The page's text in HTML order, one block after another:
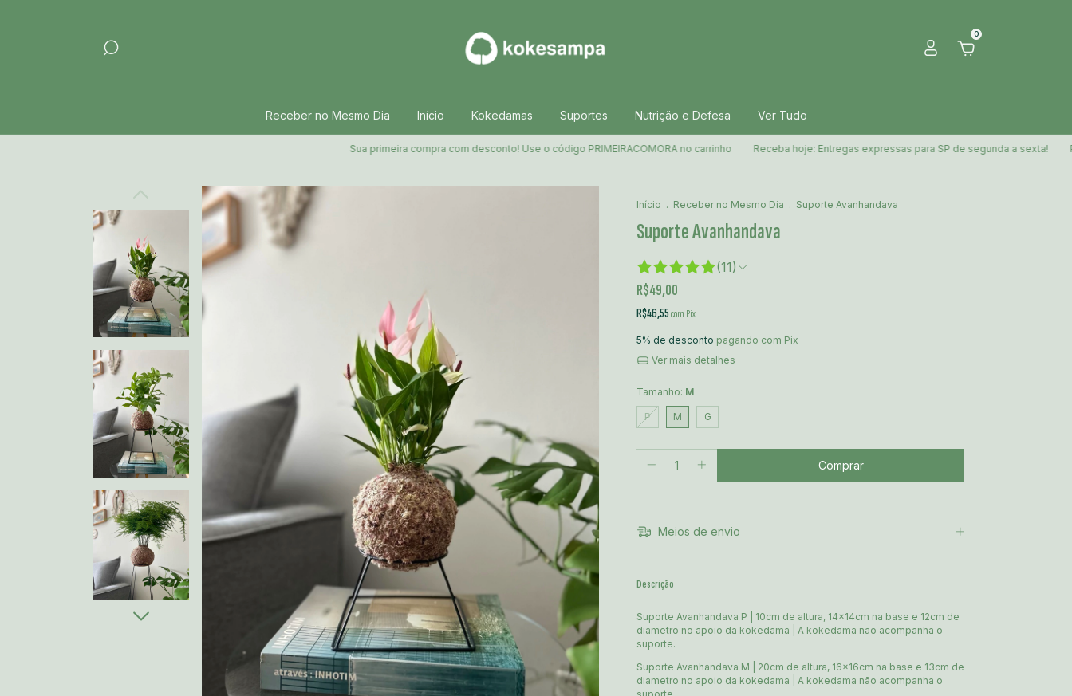
0
Receber no Mesmo Dia Início Kokedamas Suportes Nutrição e Defesa Ver Tudo
Sua primeira compra com desconto! Use o código PRIMEIRACOMORA no carrinho Receba hoje: Entregas expressas para SP de segunda a sexta!
Início . Receber no Mesmo Dia . Suporte Avanhandava
Suporte Avanhandava
(11)
R$49,00
R$46,55com Pix
5% de desconto pagando com Pix
Ver mais detalhes
Tamanho: M
P M G
Meios de envio
Descrição
Suporte Avanhandava P | 10cm de altura, 14x14cm na base e 12cm de
diametro no apoio da kokedama | A kokedama não acompanha o
suporte.
Suporte Avanhandava M | 20cm de altura, 16x16cm na base e 13cm de
diametro no apoio da kokedama | A kokedama não acompanha o